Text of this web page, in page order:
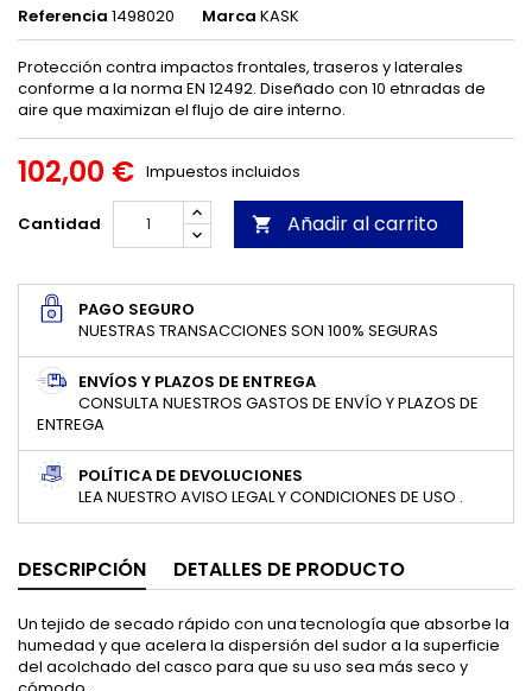
Referencia 1498020 Marca KASK
Protección contra impactos frontales, traseros y laterales
conforme a la norma EN 12492. Diseñado con 10 etnradas de
aire que maximizan el flujo de aire interno.
102,00 € Impuestos incluidos
Cantidad  Añadir al carrito
PAGO SEGURO
NUESTRAS TRANSACCIONES SON 100% SEGURAS
ENVÍOS Y PLAZOS DE ENTREGA
CONSULTA NUESTROS GASTOS DE ENVÍO Y PLAZOS DE
ENTREGA
POLÍTICA DE DEVOLUCIONES
LEA NUESTRO AVISO LEGAL Y CONDICIONES DE USO .
DESCRIPCIÓN DETALLES DE PRODUCTO
Un tejido de secado rápido con una tecnología que absorbe la
humedad y que acelera la dispersión del sudor a la superficie
del acolchado del casco para que su uso sea más seco y